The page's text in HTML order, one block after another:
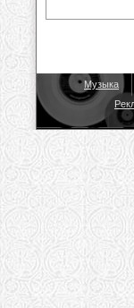
Музыка